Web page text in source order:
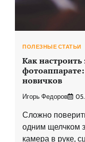
ПОЛЕЗНЫЕ СТАТЬИ
Как
новичков
Игорь Федоров
Сложно
одним щелчком
камера в руке,